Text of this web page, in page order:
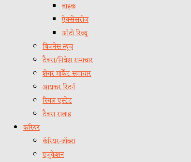
बाइक
ऐक्सेसरीज
ऑटो रिव्यू
बिजनेस न्यूज़
टैक्स/निवेश समाचार
शेयर मार्केट समाचार
आयकर रिटर्न
रियल एस्टेट
टैक्स सलाह
करियर
कॅरियर-जॉब्स
एजुकेशन